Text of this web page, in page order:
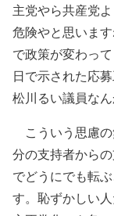
主党やら共産党
危険やと思いま
で政策が変わっ
日で示された応
松川るい議員なん
こういう思慮の
分の支持者から
でどうにでも転
す。恥ずかしい